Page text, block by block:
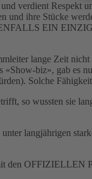
verdient Respekt
und ihre Stücke
EIN
lange Zeit
«Show-biz», gab es
Solche
so wussten sie
langjährigen
den OFFIZIELLEN